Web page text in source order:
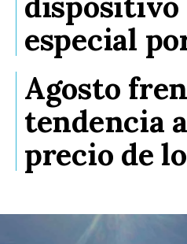
especial
Agosto
tendencia
precio de